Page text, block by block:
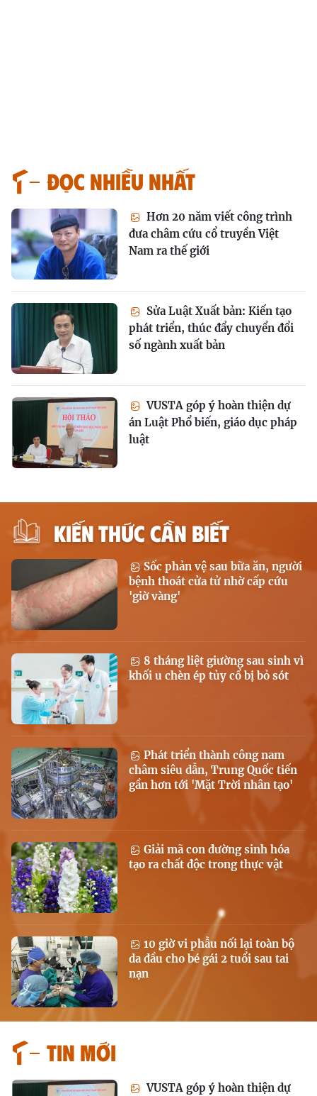
Đọc nhiều nhất
Hơn 20 năm viết công trình
đưa châm cứu cổ truyền Việt
Nam ra thế giới
Sửa Luật Xuất bản: Kiến tạo
phát triển, thúc đẩy chuyển đổi
số ngành xuất bản
VUSTA góp ý hoàn thiện dự
án Luật Phổ biến, giáo dục pháp
luật
KIẾN THỨC CẦN BIẾT
Sốc phản vệ sau bữa ăn, người
bệnh thoát cửa tử nhờ cấp cứu
'giờ vàng'
8 tháng liệt giường sau sinh vì
khối u chèn ép tủy cổ bị bỏ sót
Phát triển thành công nam
châm siêu dẫn, Trung Quốc tiến
gần hơn tới 'Mặt Trời nhân tạo'
Giải mã con đường sinh hóa
tạo ra chất độc trong thực vật
10 giờ vi phẫu nối lại toàn bộ
da đầu cho bé gái 2 tuổi sau tai
nạn
Tin mới
VUSTA góp ý hoàn thiện dự